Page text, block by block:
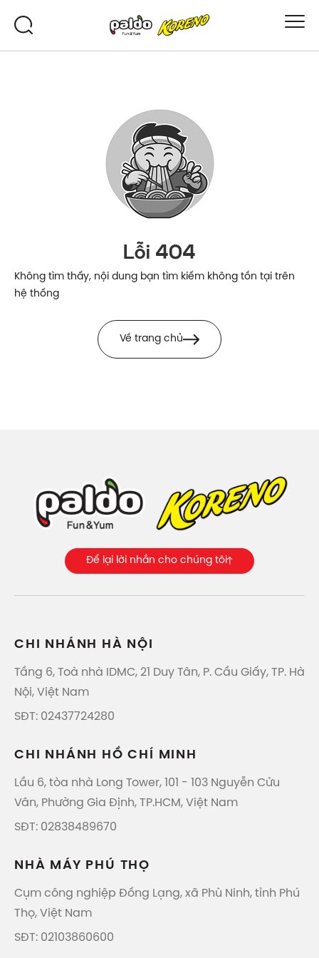
Lỗi 404
Không tìm thấy, nội dung bạn tìm kiếm không tồn tại trên
hệ thống
Về trang chủ
Để lại lời nhắn cho chúng tôi
CHI NHÁNH HÀ NỘI
Tầng 6, Toà nhà IDMC, 21 Duy Tân, P. Cầu Giấy, TP. Hà
Nội, Việt Nam
SĐT: 02437724280
CHI NHÁNH HỒ CHÍ MINH
Lầu 6, tòa nhà Long Tower, 101 - 103 Nguyễn Cửu
Vân, Phường Gia Định, TP.HCM, Việt Nam
SĐT: 02838489670
NHÀ MÁY PHÚ THỌ
Cụm công nghiệp Đồng Lạng, xã Phù Ninh, tỉnh Phú
Thọ, Việt Nam
SĐT: 02103860600